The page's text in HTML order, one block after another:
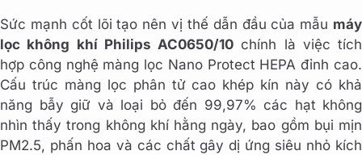
Sức mạnh cốt lõi tạo nên vị thế dẫn đầu của mẫu máy
lọc không khí Philips AC0650/10 chính là việc tích
hợp công nghệ màng lọc Nano Protect HEPA đỉnh cao.
Cấu trúc màng lọc phân tử cao khép kín này có khả
năng bẫy giữ và loại bỏ đến 99,97% các hạt không
nhìn thấy trong không khí hằng ngày, bao gồm bụi mịn
PM2.5, phấn hoa và các chất gây dị ứng siêu nhỏ kích